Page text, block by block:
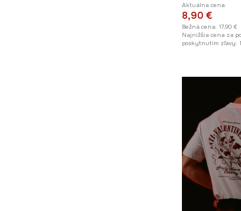
Aktuálna cena:
8,90 €
Bežná cena: 17,90 €
Najnižšia cena za
poskytnutím zľavy: